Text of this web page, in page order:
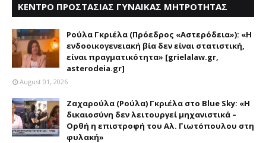
ΚΕΝΤΡΟ ΠΡΟΣΤΑΣΙΑΣ ΓΥΝΑΙΚΑΣ ΜΗΤΡΟΤΗΤΑΣ
Ρούλα Γκριέλα (Πρόεδρος «Αστερόδεια»): «Η
ενδοοικογενειακή βία δεν είναι στατιστική,
είναι πραγματικότητα» [grielalaw.gr,
asterodeia.gr]
August 01, 2026
Ζαχαρούλα (Ρούλα) Γκριέλα στο Blue Sky: «Η
δικαιοσύνη δεν λειτουργεί μηχανιστικά –
Ορθή η επιστροφή του Αλ. Γιωτόπουλου στη
φυλακή»